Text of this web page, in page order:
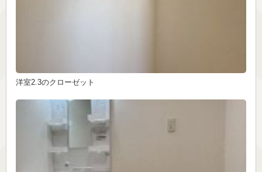
洋室2.3のクローゼット